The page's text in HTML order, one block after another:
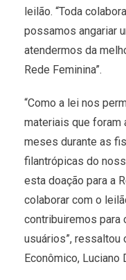
leilão. “Toda
possamos angariar
atendermos da
Rede Feminina”.
“Como a lei nos
materiais que foram
meses durante as
filantrópicas do
esta doação para a
colaborar com o
contribuiremos para
usuários”,
Econômico, Luciano